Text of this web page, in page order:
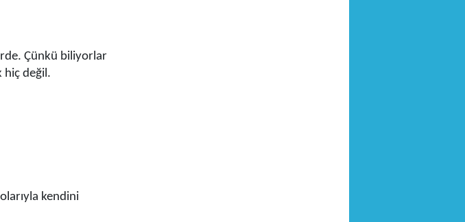
Çünkü biliyorlar
hiç değil.
kendini